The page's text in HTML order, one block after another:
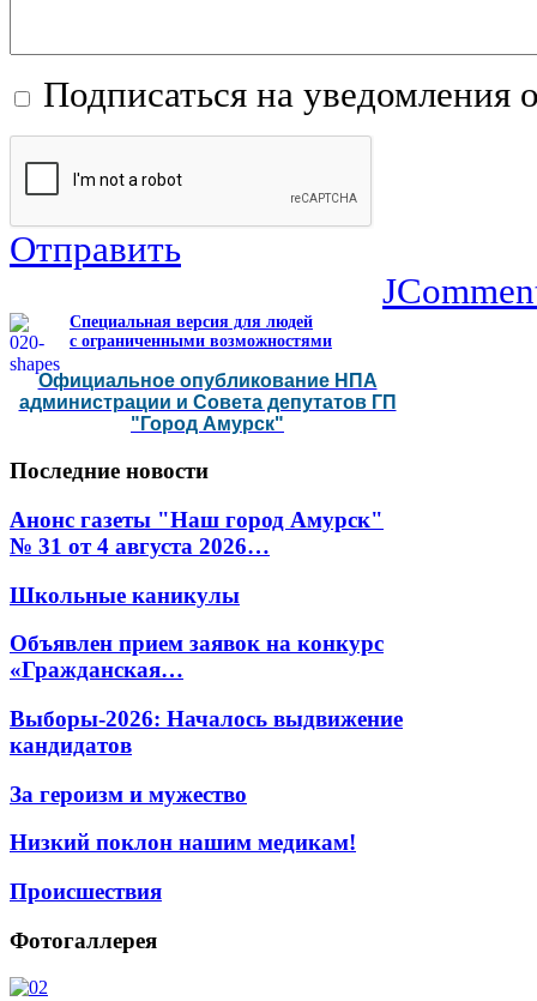
Подписаться на уведомления
Отправить
Специальная версия для людей
с ограниченными возможностями
Официальное опубликование НПА
администрации и Совета депутатов ГП
"Город Амурск"
Последние новости
Анонс газеты "Наш город Амурск"
№ 31 от 4 августа 2026…
Школьные каникулы
Объявлен прием заявок на конкурс
«Гражданская…
Выборы-2026: Началось выдвижение
кандидатов
За героизм и мужество
Низкий поклон нашим медикам!
Происшествия
Фотогаллерея